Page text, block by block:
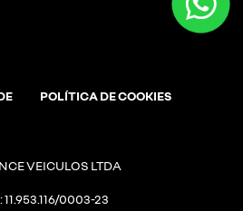
POLÍTICA DE COOKIES
VEICULOS LTDA
11.953.116/0003-23